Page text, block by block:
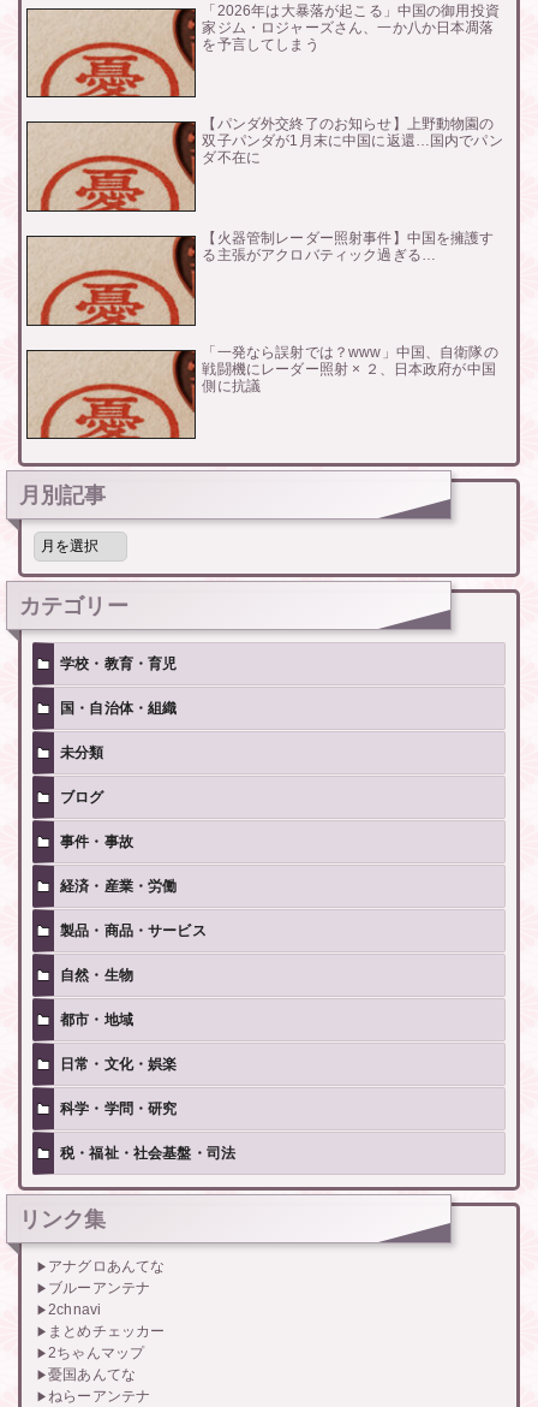
「2026年は大暴落が起こる」中国の御用投資
家ジム・ロジャーズさん、一か八か日本凋落
を予言してしまう
【パンダ外交終了のお知らせ】上野動物園の
双子パンダが1月末に中国に返還…国内でパン
ダ不在に
【火器管制レーダー照射事件】中国を擁護す
る主張がアクロバティック過ぎる…
「一発なら誤射では？www」中国、自衛隊の
戦闘機にレーダー照射 × ２、日本政府が中国
側に抗議
月別記事
月
記
事
カテゴリー
学校・教育・育児
国・自治体・組織
未分類
ブログ
事件・事故
経済・産業・労働
製品・商品・サービス
自然・生物
都市・地域
日常・文化・娯楽
科学・学問・研究
税・福祉・社会基盤・司法
リンク集
アナグロあんてな
ブルーアンテナ
2chnavi
まとめチェッカー
2ちゃんマップ
憂国あんてな
ねらーアンテナ